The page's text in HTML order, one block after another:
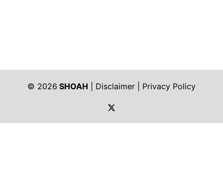
© 2026 SHOAH Disclaimer
Privacy Policy
https://twitter.com/shoah_ph